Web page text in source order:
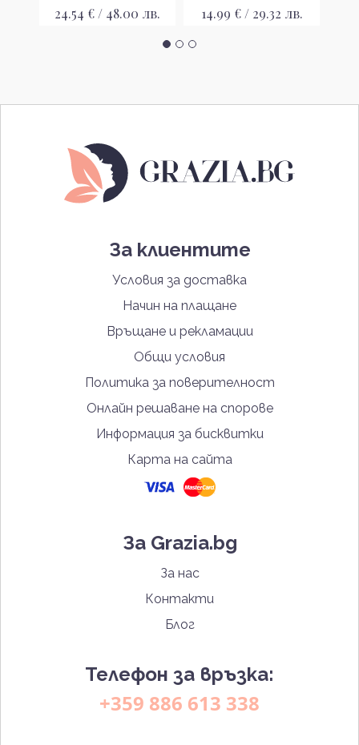
24.54 € / 48.00 лв. 14.99 € / 29.32 лв.
За клиентите
Условия за доставка
Начин на плащане
Връщане и рекламации
Общи условия
Политика за поверителност
Онлайн решаване на спорове
Информация за бисквитки
Карта на сайта
За Grazia.bg
За нас
Контакти
Блог
Телефон за връзка:
+359 886 613 338